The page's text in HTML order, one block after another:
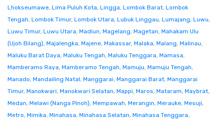
Lhokseumawe, Lima Puluh Kota, Lingga, Lombok Barat, Lombok
Tengah, Lombok Timur, Lombok Utara, Lubuk Linggau, Lumajang, Luwu,
Luwu Timur, Luwu Utara, Madiun, Magelang, Magetan, Mahakam Ulu
(Ujoh Bilang), Majalengka, Majene, Makassar, Malaka, Malang, Malinau,
Maluku Barat Daya, Maluku Tengah, Maluku Tenggara, Mamasa,
Mamberamo Raya, Mamberamo Tengah, Mamuju, Mamuju Tengah,
Manado, Mandailing Natal, Manggarai, Manggarai Barat, Manggarai
Timur, Manokwari, Manokwari Selatan, Mappi, Maros, Mataram, Maybrat,
Medan, Melawi (Nanga Pinoh), Mempawah, Merangin, Merauke, Mesuji,
Metro, Mimika, Minahasa, Minahasa Selatan, Minahasa Tenggara,